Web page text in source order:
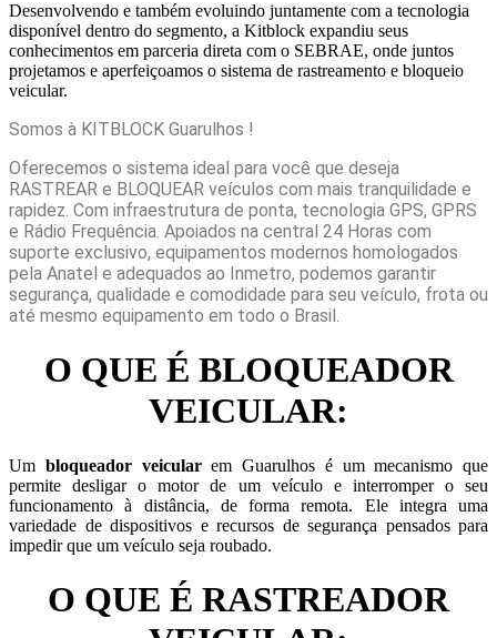
Desenvolvendo e também evoluindo juntamente com a tecnologia
disponível dentro do segmento, a Kitblock expandiu seus
conhecimentos em parceria direta com o SEBRAE, onde juntos
projetamos e aperfeiçoamos o sistema de rastreamento e bloqueio
veicular.
Somos à KITBLOCK Guarulhos !
Oferecemos o sistema ideal para você que deseja
RASTREAR e BLOQUEAR veículos com mais tranquilidade e
rapidez. Com infraestrutura de ponta, tecnologia GPS, GPRS
e Rádio Frequência. Apoiados na central 24 Horas com
suporte exclusivo, equipamentos modernos homologados
pela Anatel e adequados ao Inmetro, podemos garantir
segurança, qualidade e comodidade para seu veículo, frota ou
até mesmo equipamento em todo o Brasil.
O QUE É BLOQUEADOR
VEICULAR:
Um bloqueador veicularem Guarulhos é um mecanismo que
permite desligar o motor de um veículo e interromper o seu
funcionamento à distância, de forma remota. Ele integra uma
variedade de dispositivos e recursos de segurança pensados para
impedir que um veículo seja roubado.
O QUE É RASTREADOR